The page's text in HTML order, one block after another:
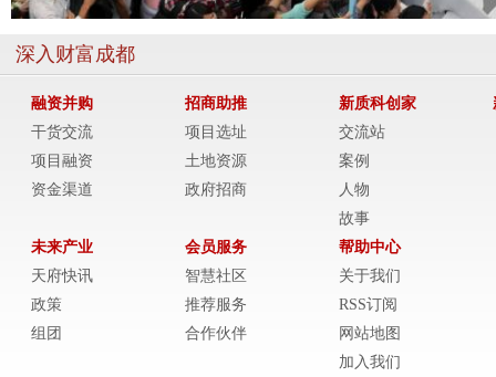
深入财富成都
融资并购
干货交流
项目融资
资金渠道
招商助推
项目选址
土地资源
政府招商
新质科创家
交流站
案例
人物
故事
未来产业
天府快讯
政策
组团
会员服务
智慧社区
推荐服务
合作伙伴
帮助中心
关于我们
RSS订阅
网站地图
加入我们